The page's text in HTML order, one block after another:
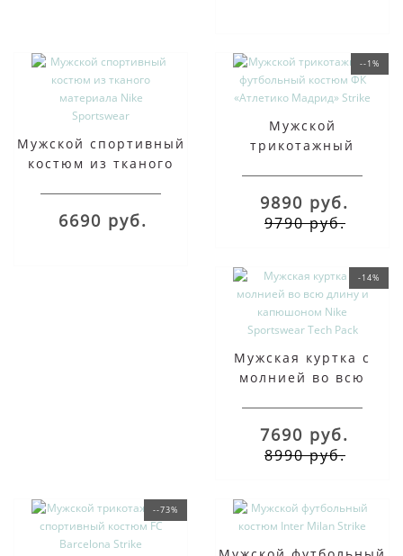
Мужской спортивный
костюм из тканого
6690 руб.
--1%
Мужской
трикотажный
Мадрид» Strike
9890 руб.
9790 руб.
-14%
Мужская куртка с
молнией во всю
Pack
7690 руб.
8990 руб.
--73%